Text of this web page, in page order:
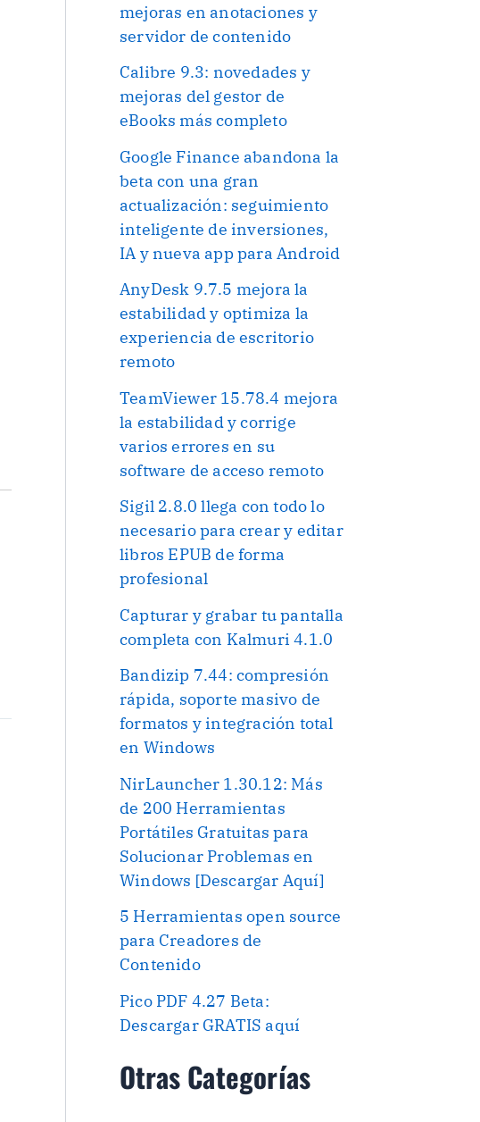
mejoras en anotaciones y
servidor de contenido
Calibre 9.3: novedades y
mejoras del gestor de
eBooks más completo
Google Finance abandona la
beta con una gran
actualización: seguimiento
inteligente de inversiones,
IA y nueva app para Android
AnyDesk 9.7.5 mejora la
estabilidad y optimiza la
experiencia de escritorio
remoto
TeamViewer 15.78.4 mejora
la estabilidad y corrige
varios errores en su
software de acceso remoto
Sigil 2.8.0 llega con todo lo
necesario para crear y editar
libros EPUB de forma
profesional
Capturar y grabar tu pantalla
completa con Kalmuri 4.1.0
Bandizip 7.44: compresión
rápida, soporte masivo de
formatos y integración total
en Windows
NirLauncher 1.30.12: Más
de 200 Herramientas
Portátiles Gratuitas para
Solucionar Problemas en
Windows [Descargar Aquí]
5 Herramientas open source
para Creadores de
Contenido
Pico PDF 4.27 Beta:
Descargar GRATIS aquí
Otras Categorías